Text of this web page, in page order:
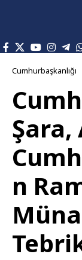
Cumhurbaşkanlığı
Şara,
n